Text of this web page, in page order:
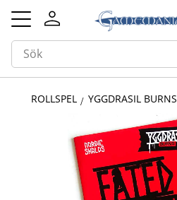
Meny
ROLLSPEL YGGDRASIL BURNS